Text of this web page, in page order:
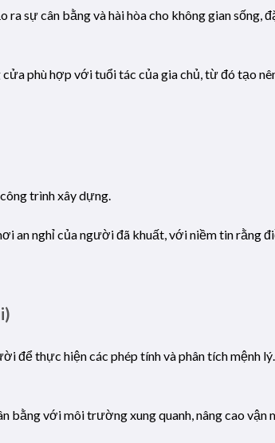
ra sự cân bằng và hài hòa cho không gian sống,
phù hợp với tuổi tác của gia chủ, từ đó tạo
trình xây dựng.
an nghỉ của người đã khuất, với niềm tin rằng
để thực hiện các phép tính và phân tích mệnh
với môi trường xung quanh, nâng cao vận